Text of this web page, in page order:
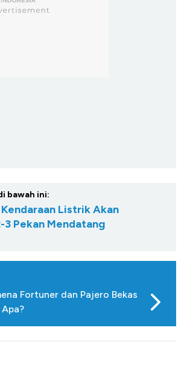
bawah ini:
Listrik Akan
3 Pekan Mendatang
Fortuner dan Pajero Bekas